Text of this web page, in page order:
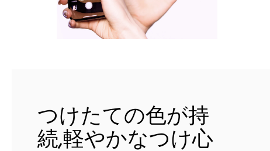
つけたての色が持
続,軽やかなつけ心